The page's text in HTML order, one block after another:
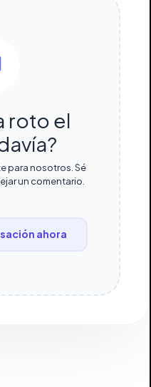
roto el
para nosotros. Sé
un comentario.
ahora